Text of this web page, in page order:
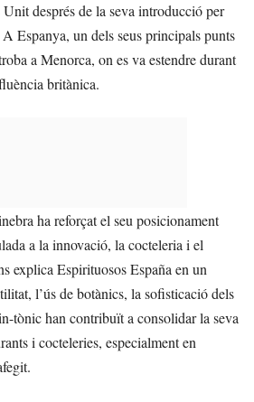
després de la seva introducció per
Espanya, un dels seus principals punts
a Menorca, on es va estendre durant
britànica.
ha reforçat el seu posicionament
a la innovació, la cocteleria i el
explica Espirituosos España en un
l’ús de botànics, la sofisticació dels
tònic han contribuït a consolidar la seva
i cocteleries, especialment en